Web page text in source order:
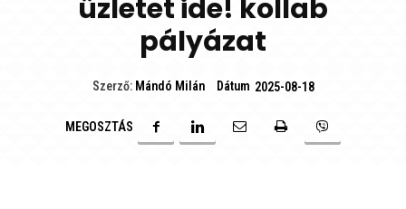
üzletet ide! kollab
pályázat
Szerző: Mándó Milán Dátum 2025-08-18
MEGOSZTÁS